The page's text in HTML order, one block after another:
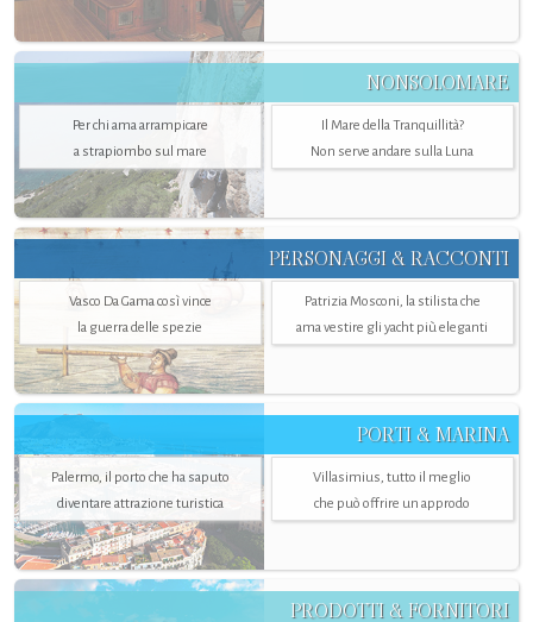
NONSOLOMARE
Per chi ama arrampicare
a strapiombo sul mare
Il Mare della Tranquillità?
Non serve andare sulla Luna
PERSONAGGI & RACCONTI
Vasco Da Gama così vince
la guerra delle spezie
Patrizia Mosconi, la stilista che
ama vestire gli yacht più eleganti
PORTI & MARINA
Palermo, il porto che ha saputo
diventare attrazione turistica
Villasimius, tutto il meglio
che può offrire un approdo
PRODOTTI & FORNITORI